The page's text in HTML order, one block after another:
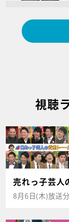
視聴
売れっ子芸人
8月6日(木)放送分